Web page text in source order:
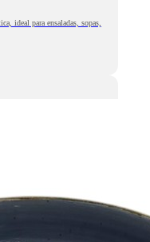
ideal para ensaladas, sopas,